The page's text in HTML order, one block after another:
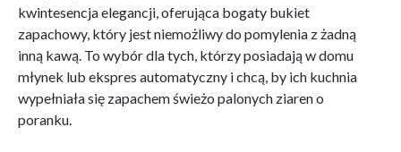
kwintesencja elegancji, oferująca bogaty bukiet
zapachowy, który jest niemożliwy do pomylenia z żadną
inną kawą. To wybór dla tych, którzy posiadają w domu
młynek lub ekspres automatyczny i chcą, by ich kuchnia
wypełniała się zapachem świeżo palonych ziaren o
poranku.